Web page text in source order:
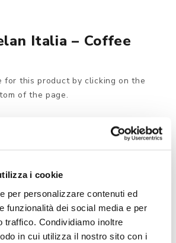
i cookie
per personalizzare contenuti ed
funzionalità dei social media e per
traffico. Condividiamo inoltre
in cui utilizza il nostro sito con i
Italia – Coffee
for this product by clicking on the
of the page.